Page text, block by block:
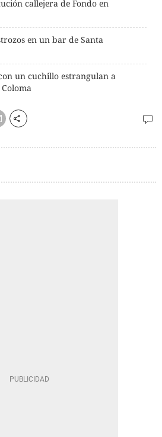
callejera de Fondo en
en un bar de Santa
un cuchillo estrangulan a